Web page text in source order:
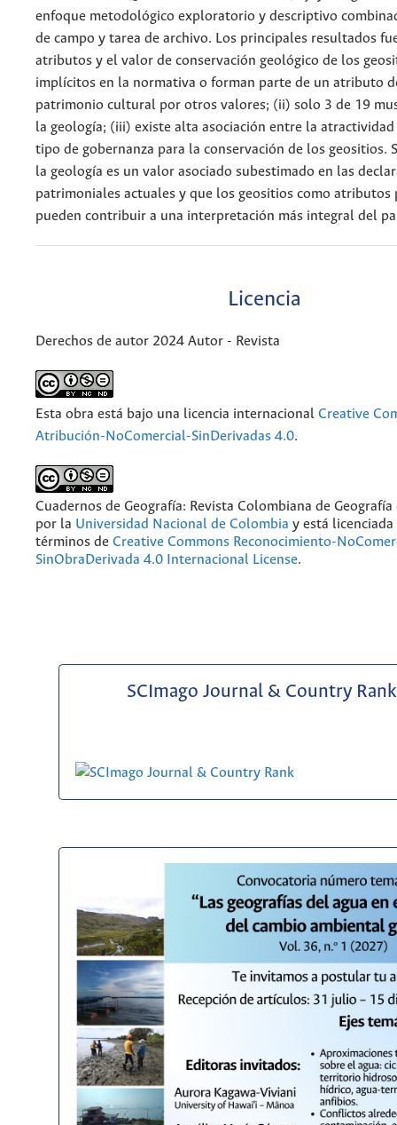
enfoque metodológico exploratorio y descriptivo
de campo y tarea de archivo. Los principales resultados
atributos y el valor de conservación geológico de los
implícitos en la normativa o forman parte de un atributo
patrimonio cultural por otros valores; (ii) solo 3 de 19
la geología; (iii) existe alta asociación entre la
tipo de gobernanza para la conservación de los geositios.
la geología es un valor asociado subestimado en las
patrimoniales actuales y que los geositios como atributos
pueden contribuir a una interpretación más integral del
Licencia
Derechos de autor 2024 Autor - Revista
Esta obra está bajo una licencia internacional Creative
Atribución-NoComercial-SinDerivadas 4.0.
Cuadernos de Geografía: Revista Colombiana de Geografía
por la Universidad Nacional de Colombia y está
términos de Creative Commons Reconocimiento-
SinObraDerivada 4.0 Internacional License.
SCImago Journal & Country Rank